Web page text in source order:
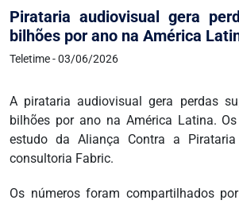
Pirataria audiovisual gera
bilhões por ano na América
Teletime - 03/06/2026
A pirataria audiovisual gera perdas
bilhões por ano na América Latina.
estudo da Aliança Contra a
consultoria Fabric.
Os números foram compartilhados